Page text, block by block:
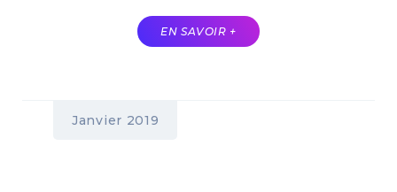
EN SAVOIR +
Janvier 2019